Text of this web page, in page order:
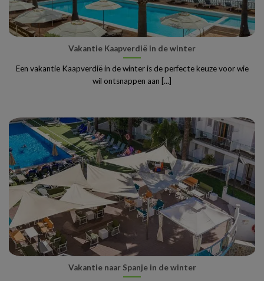
Vakantie Kaapverdië in de winter
Een vakantie Kaapverdië in de winter is de perfecte keuze voor wie
wil ontsnappen aan [...]
Vakantie naar Spanje in de winter